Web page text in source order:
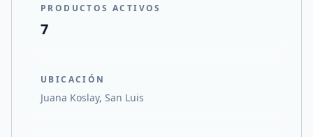
PRODUCTOS ACTIVOS
7
UBICACIÓN
Juana Koslay, San Luis